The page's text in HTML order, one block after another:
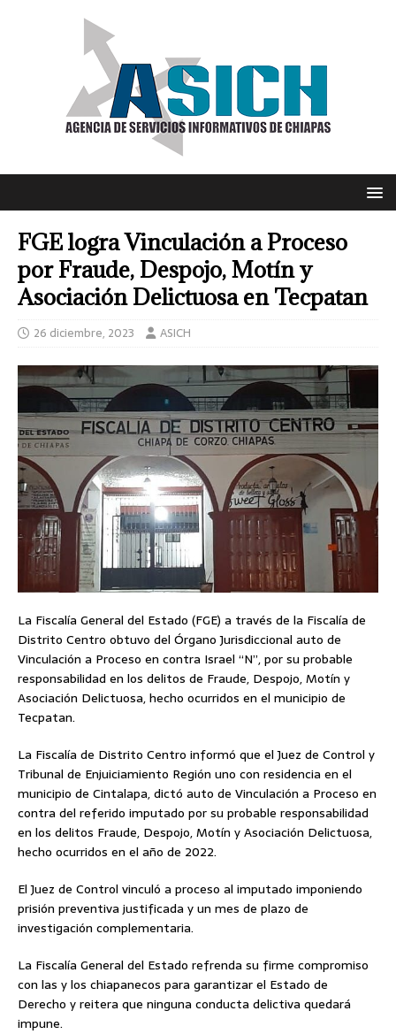
FGE logra Vinculación a Proceso
por Fraude, Despojo, Motín y
Asociación Delictuosa en Tecpatan
26 diciembre, 2023 ASICH
La Fiscalía General del Estado (FGE) a través de la Fiscalía de
Distrito Centro obtuvo del Órgano Jurisdiccional auto de
Vinculación a Proceso en contra Israel “N”, por su probable
responsabilidad en los delitos de Fraude, Despojo, Motín y
Asociación Delictuosa, hecho ocurridos en el municipio de
Tecpatan.
La Fiscalía de Distrito Centro informó que el Juez de Control y
Tribunal de Enjuiciamiento Región uno con residencia en el
municipio de Cintalapa, dictó auto de Vinculación a Proceso en
contra del referido imputado por su probable responsabilidad
en los delitos Fraude, Despojo, Motín y Asociación Delictuosa,
hecho ocurridos en el año de 2022.
El Juez de Control vinculó a proceso al imputado imponiendo
prisión preventiva justificada y un mes de plazo de
investigación complementaria.
La Fiscalía General del Estado refrenda su firme compromiso
con las y los chiapanecos para garantizar el Estado de
Derecho y reitera que ninguna conducta delictiva quedará
impune.